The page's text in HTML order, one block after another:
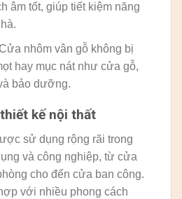
âm tốt, giúp tiết kiệm năng
nhôm vân gỗ không bị
hay mục nát như cửa gỗ,
bảo dưỡng.
kế nội thất
sử dụng rộng rãi trong
và công nghiệp, từ cửa
cho đến cửa ban công.
với nhiều phong cách